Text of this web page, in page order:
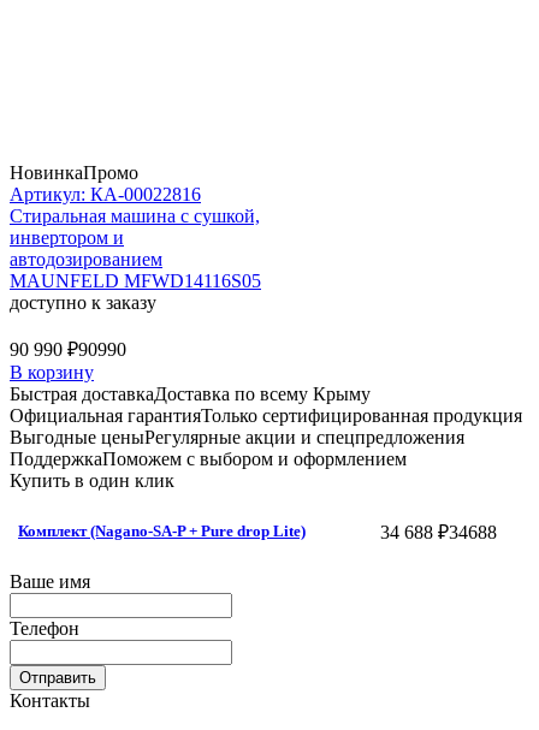
НовинкаПромо
Артикул: КА-00022816
Стиральная машина c сушкой,
инвертором и
автодозированием
MAUNFELD MFWD14116S05
доступно к заказу
90 990 ₽90990
В корзину
Быстрая доставкаДоставка по всему Крыму
Официальная гарантияТолько сертифицированная продукция
Выгодные ценыРегулярные акции и спецпредложения
ПоддержкаПоможем с выбором и оформлением
Купить в один клик
Комплект (Nagano-SA-P + Pure drop Lite) 34 688 ₽34688
Ваше имя
Телефон
Отправить
Контакты